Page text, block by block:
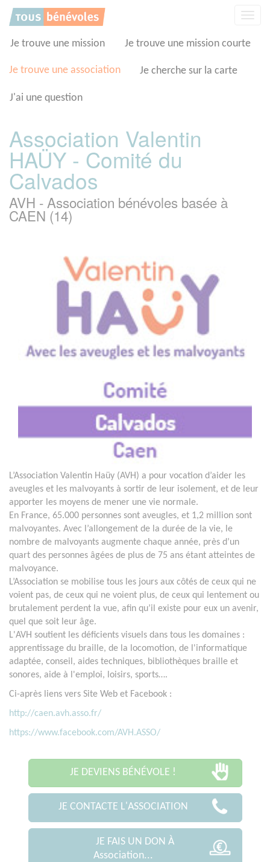
Je trouve une mission Je trouve une mission courte
Je trouve une association Je cherche sur la carte
J'ai une question
Association Valentin
HAÜY - Comité du
Calvados
AVH - Association bénévoles basée à
CAEN (14)
L’Association Valentin Haüy (AVH) a pour vocation d’aider les
aveugles et les malvoyants à sortir de leur isolement, et de leur
apporter les moyens de mener une vie normale.
En France, 65.000 personnes sont aveugles, et 1,2 million sont
malvoyantes. Avec l’allongement de la durée de la vie, le
nombre de malvoyants augmente chaque année, près d’un
quart des personnes âgées de plus de 75 ans étant atteintes de
malvoyance.
L’Association se mobilise tous les jours aux côtés de ceux qui ne
voient pas, de ceux qui ne voient plus, de ceux qui lentement ou
brutalement perdent la vue, afin qu’il existe pour eux un avenir,
quel que soit leur âge.
L'AVH soutient les déficients visuels dans tous les domaines :
apprentissage du braille, de la locomotion, de l'informatique
adaptée, conseil, aides techniques, bibliothèques braille et
sonores, aide à l'emploi, loisirs, sports….
Ci-après liens vers Site Web et Facebook :
http://caen.avh.asso.fr/
https://www.facebook.com/AVH.ASSO/
JE DEVIENS BÉNÉVOLE !
JE CONTACTE L'ASSOCIATION
JE FAIS UN DON À
Association...
Panneau de gestion des cookies